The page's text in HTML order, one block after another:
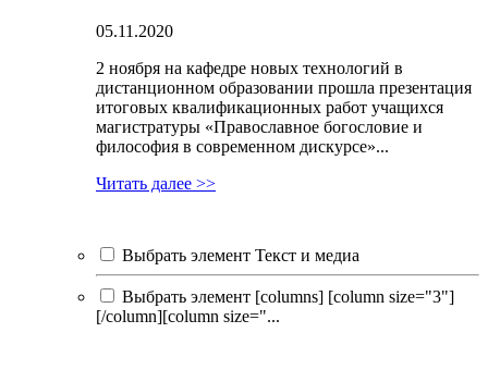
05.11.2020
2 ноября на кафедре новых технологий в
дистанционном образовании прошла презентация
итоговых квалификационных работ учащихся
магистратуры «Православное богословие и
философия в современном дискурсе»...
Читать далее >>
Выбрать элемент Текст и медиа
Выбрать элемент [columns] [column size="3"]
[/column][column size="...